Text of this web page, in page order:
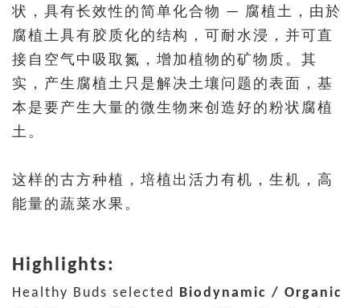
状，具有长效性的简单化合物 — 腐植土，由於
腐植土具有胶质化的结构，可耐水浸，并可直
接自空气中吸取氮，增加植物的矿物质。其
实，产生腐植土只是解决土壤问题的表面，基
本是要产生大量的微生物来创造好的粉状腐植
土。
这样的古方种植，培植出活力有机，生机，高
能量的蔬菜水果。
Highlights:
Healthy Buds selected
Biodynamic / Organic